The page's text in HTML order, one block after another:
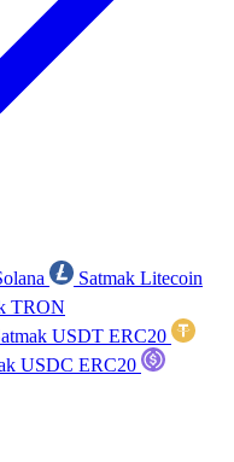
Satmak Litecoin
TRON
USDT ERC20
USDC ERC20